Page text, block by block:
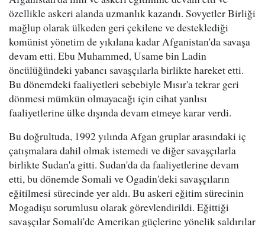
özellikle askeri alanda uzmanlık kazandı. Sovyetler Birliği
mağlup olarak ülkeden geri çekilene ve desteklediği
komünist yönetim de yıkılana kadar Afganistan'da savaşa
devam etti. Ebu Muhammed, Usame bin Ladin
öncülüğündeki yabancı savaşçılarla birlikte hareket etti.
Bu dönemdeki faaliyetleri sebebiyle Mısır'a tekrar geri
dönmesi mümkün olmayacağı için cihat yanlısı
faaliyetlerine ülke dışında devam etmeye karar verdi.
Bu doğrultuda, 1992 yılında Afgan gruplar arasındaki iç
çatışmalara dahil olmak istemedi ve diğer savaşçılarla
birlikte Sudan'a gitti. Sudan'da da faaliyetlerine devam
etti, bu dönemde Somali ve Ogadin'deki savaşçıların
eğitilmesi sürecinde yer aldı. Bu askeri eğitim sürecinin
Mogadişu sorumlusu olarak görevlendirildi. Eğittiği
savaşçılar Somali'de Amerikan güçlerine yönelik saldırılar